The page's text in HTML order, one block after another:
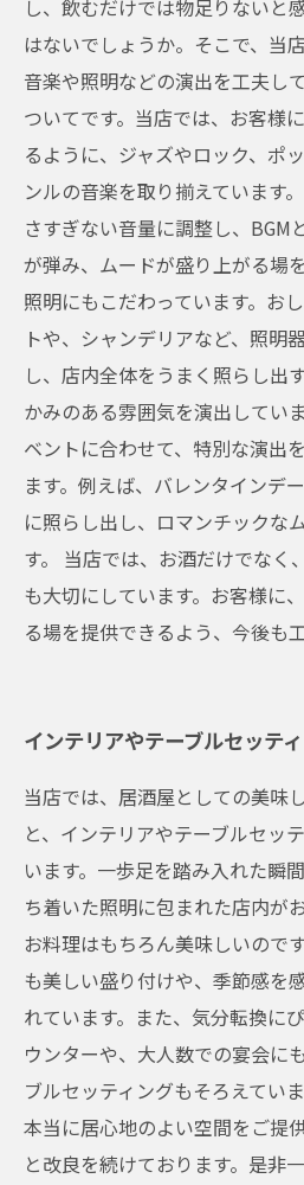
し、飲むだけでは物足りないと
はないでしょうか。そこで、当
音楽や照明などの演出を工夫し
ついてです。当店では、お客様
るように、ジャズやロック、ポ
ンルの音楽を取り揃えています
さすぎない音量に調整し、BGM
が弾み、ムードが盛り上がる場
照明にもこだわっています。お
トや、シャンデリアなど、照明
し、店内全体をうまく照らし出
かみのある雰囲気を演出してい
ベントに合わせて、特別な演出
ます。例えば、バレンタインデ
に照らし出し、ロマンチックな
す。 当店では、お酒だけでなく
も大切にしています。お客様に
る場を提供できるよう、今後も
インテリアやテーブルセッテ
当店では、居酒屋としての美味
と、インテリアやテーブルセッ
います。一歩足を踏み入れた瞬
ち着いた照明に包まれた店内が
お料理はもちろん美味しいので
も美しい盛り付けや、季節感を
れています。また、気分転換に
ウンターや、大人数での宴会に
ブルセッティングもそろえてい
本当に居心地のよい空間をご提
と改良を続けております。是非